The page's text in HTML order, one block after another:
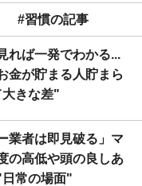
#習慣の記事
れば一発でわかる...
金が貯まる人貯まら
きな差"
業者は即見破る」マ
の高低や頭の良しあ
常の場面"